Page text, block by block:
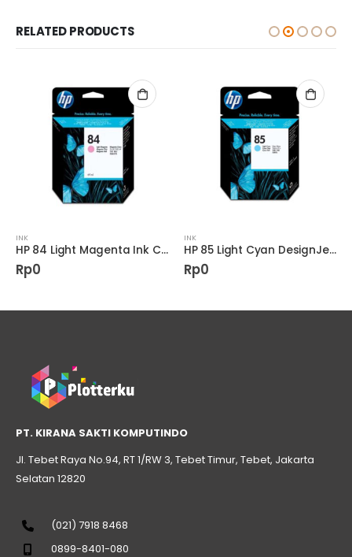
RELATED PRODUCTS
INK
HP 84 Light Magenta Ink Cartridge
Rp0
INK
HP 85 Light Cyan DesignJet Printhead
Rp0
PT. KIRANA SAKTI KOMPUTINDO
Jl. Tebet Raya No.94, RT 1/RW 3, Tebet Timur, Tebet, Jakarta
Selatan 12820
(021) 7918 8468
0899-8401-080